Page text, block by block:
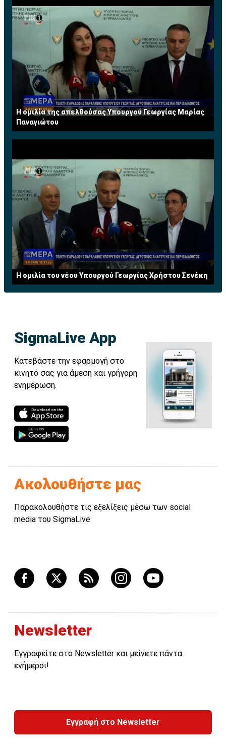
Η ομιλία της απελθούσας Υπουργού Γεωργίας Μαρίας
Παναγιώτου
Η ομιλία του νέου Υπουργού Γεωργίας Χρήστου Σενέκη
SigmaLive App
Κατεβάστε την εφαρμογή στο
κινητό σας για άμεση και γρήγορη
ενημέρωση.
Ακολουθήστε μας
Παρακολουθήστε τις εξελίξεις μέσω των social
media του SigmaLive
Newsletter
Εγγραφείτε στο Newsletter και μείνετε πάντα
ενήμεροι!
Εγγραφή στο Newsletter